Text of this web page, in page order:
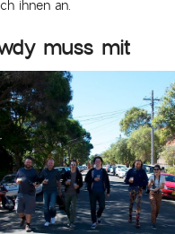
ihnen an.
muss mit